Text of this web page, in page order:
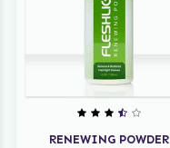
RENEWING POWDER